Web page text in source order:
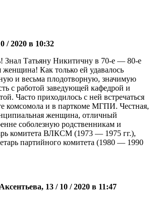
/ 2020 в 10:32
Знал Татьяну Никитичну в 70-е — 80-е
женщина! Как только ей удавалось
и весьма плодотворную, значимую
с работой заведующей кафедрой и
Часто приходилось с ней встречаться
комсомола и в парткоме МГПИ. Честная,
женщина, отличный
соболезную родственникам и
комитета ВЛКСМ (1973 — 1975 гг.),
партийного комитета (1980 — 1990
13 / 10 / 2020 в 11:47